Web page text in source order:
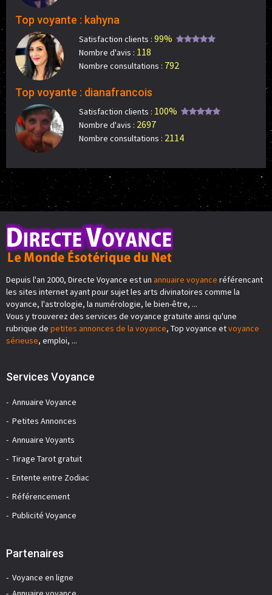
Top voyante : kahyna
Satisfaction clients : 99%
Nombre d'avis : 118
Nombre consultations : 792
Top voyante : dianafrancois
Satisfaction clients : 100%
Nombre d'avis : 2697
Nombre consultations : 2114
Depuis l'an 2000, Directe Voyance est un annuaire voyance référencant
les sites internet ayant pour sujet les arts divinatoires comme la
voyance, l'astrologie, la numérologie, le bien-être, ...
Vous y trouverez des services de voyance gratuite ainsi qu'une
rubrique de petites annonces de la voyance, Top voyance etvoyance
sérieuse, emploi, ...
Services Voyance
Annuaire Voyance
Petites Annonces
Annuaire Voyants
Tirage Tarot gratuit
Entente entre Zodiac
Référencement
Publicité Voyance
Partenaires
Voyance en ligne